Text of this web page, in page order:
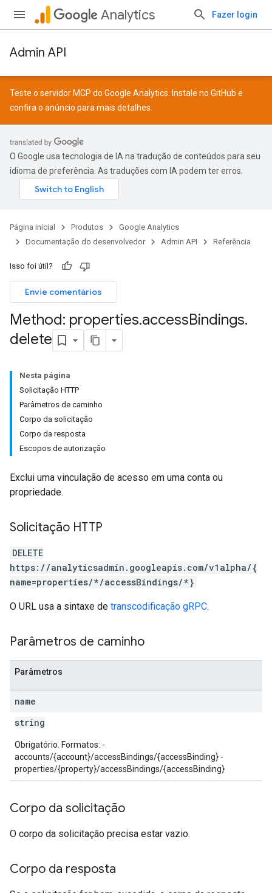
Analytics Fazer login
Admin API
Teste o servidor MCP do Google Analytics. Instale no GitHub e
confira o anúncio para mais detalhes.
O Google usa tecnologia de IA na tradução de conteúdos para seu
idioma de preferência. As traduções com IA podem ter erros.
Página inicial Produtos
Google Analytics
Documentação do desenvolvedor
Admin API Referência
Isso foi útil?
Envie comentários
Method: properties.accessBindings.
delete
Nesta página
Solicitação HTTP
Parâmetros de caminho
Corpo da solicitação
Corpo da resposta
Escopos de autorização
Exclui uma vinculação de acesso em uma conta ou
propriedade.
Solicitação HTTP
DELETE
https://analyticsadmin.googleapis.com/v1alpha/{
name=properties/*/accessBindings/*}
O URL usa a sintaxe de transcodificação gRPC.
Parâmetros de caminho
Parâmetros
name
string
Obrigatório. Formatos: -
accounts/{account}/accessBindings/{accessBinding} -
properties/{property}/accessBindings/{accessBinding}
Corpo da solicitação
O corpo da solicitação precisa estar vazio.
Corpo da resposta